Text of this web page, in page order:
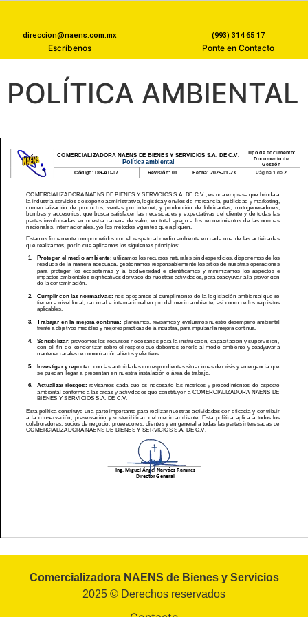
direccion@naens.com.mx
Escríbenos
(993) 314 65 17
Ponte en Contacto
POLÍTICA AMBIENTAL
Comercializadora NAENS de Bienes y Servicios
2025 © Derechos reservados